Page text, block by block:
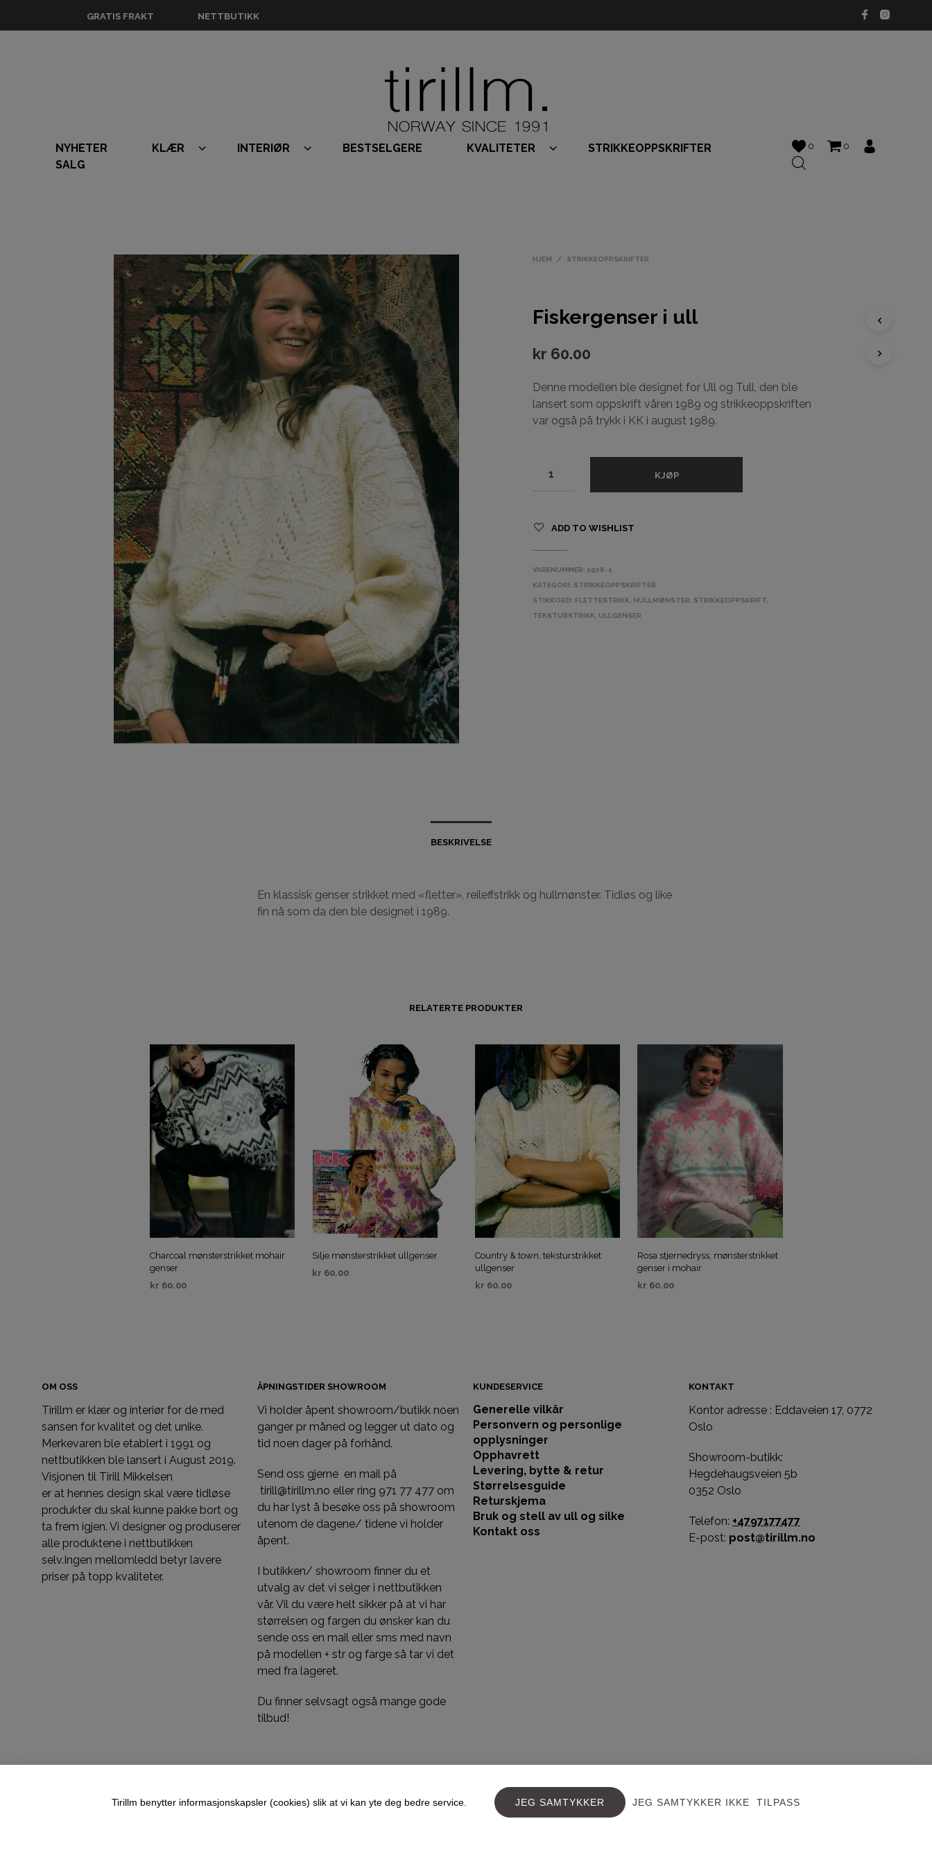
GRATIS FRAKT NETTBUTIKK
NYHETER KLÆR INTERIØR BESTSELGERE KVALITETER
STRIKKEOPPSKRIFTER
SALG
0 0
HJEM / STRIKKEOPPSKRIFTER
Fiskergenser i ull
kr 60.00
Denne modellen ble designet for Ull og Tull, den ble
lansert som oppskrift våren 1989 og strikkeoppskriften
var også på trykk i KK i august 1989.
KJØP
ADD TO WISHLIST
VARENUMMER: 1978-1
KATEGORI: STRIKKEOPPSKRIFTER
STIKKORD: FLETTESTRIKK HULLMØNSTER STRIKKEOPPSKRIFT
TEKSTURSTRIKK
ULLGENSER
BESKRIVELSE
En klassisk genser strikket med «fletter», reileffstrikk og hullmønster. Tidløs og like
fin nå som da den ble designet i 1989.
RELATERTE PRODUKTER
Charcoal mønsterstrikket mohair
genser
kr 60.00
Silje mønsterstrikket ullgenser
kr 60.00
Country & town, teksturstrikket
ullgenser
kr 60.00
Rosa stjernedryss, mønsterstrikket
genser i mohair
kr 60.00
OM OSS
Tirillm er klær og interiør for de med
sansen for kvalitet og det unike.
Merkevaren ble etablert i 1991 og
nettbutikken ble lansert i August 2019.
Visjonen til Tirill Mikkelsen
er at hennes design skal være tidløse
produkter du skal kunne pakke bort og
ta frem igjen. Vi designer og produserer
alle produktene i nettbutikken
selv.Ingen mellomledd betyr lavere
priser på topp kvaliteter.
ÅPNINGSTIDER SHOWROOM
Vi holder åpent showroom/butikk noen
ganger pr måned og legger ut dato og
tid noen dager på forhånd.
Send oss gjerne en mail på
tirill@tirillm.no eller ring 971 77 477 om
du har lyst å besøke oss på showroom
utenom de dagene/ tidene vi holder
åpent.
I butikken/ showroom finner du et
utvalg av det vi selger i nettbutikken
vår. Vil du være helt sikker på at vi har
størrelsen og fargen du ønsker kan du
sende oss en mail eller sms med navn
på modellen + str og farge så tar vi det
med fra lageret.
Du finner selvsagt også mange gode
tilbud!
KUNDESERVICE
Generelle vilkår
Personvern og personlige
opplysninger
Opphavrett
Levering, bytte & retur
Størrelsesguide
Returskjema
Bruk og stell av ull og silke
Kontakt oss
KONTAKT
Kontor adresse : Eddaveien 17, 0772
Oslo
Showroom-butikk:
Hegdehaugsveien 5b
0352 Oslo
Telefon: +4797177477
E-post: post@tirillm.no
Tirillm benytter informasjonskapsler (cookies) slik at vi kan yte deg bedre service. JEG SAMTYKKER JEG SAMTYKKER IKKE TILPASS